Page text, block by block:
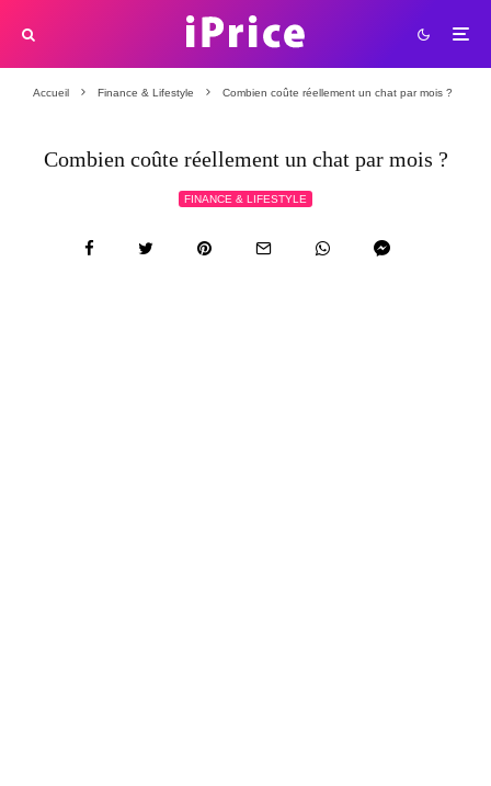
Accueil Finance & Lifestyle Combien coûte réellement un chat par mois ?
Combien coûte réellement un chat par mois ?
FINANCE & LIFESTYLE